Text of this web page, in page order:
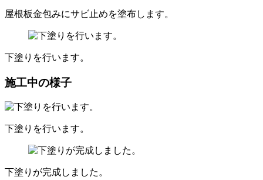
屋根板金包みにサビ止めを塗布します。
下塗りを行います。
施工中の様子
下塗りを行います。
下塗りが完成しました。